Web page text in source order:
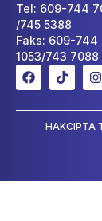
Tel: 609-744
/745 5388
Faks: 609-744
1053/743 7088
HAKCIPTA